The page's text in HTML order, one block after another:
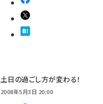
土日の過ごし方が変わる！
2008年5月3日 20:00